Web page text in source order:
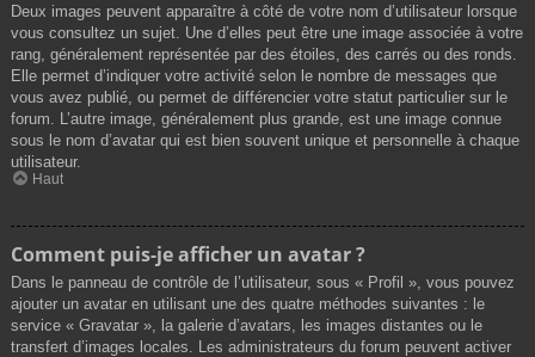
Deux images peuvent apparaître à côté de votre nom d’utilisateur lorsque
vous consultez un sujet. Une d’elles peut être une image associée à votre
rang, généralement représentée par des étoiles, des carrés ou des ronds.
Elle permet d’indiquer votre activité selon le nombre de messages que
vous avez publié, ou permet de différencier votre statut particulier sur le
forum. L’autre image, généralement plus grande, est une image connue
sous le nom d’avatar qui est bien souvent unique et personnelle à chaque
utilisateur.
Haut
Comment puis-je afficher un avatar ?
Dans le panneau de contrôle de l’utilisateur, sous « Profil », vous pouvez
ajouter un avatar en utilisant une des quatre méthodes suivantes : le
service « Gravatar », la galerie d’avatars, les images distantes ou le
transfert d’images locales. Les administrateurs du forum peuvent activer